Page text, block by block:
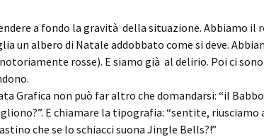
a fondo la gravità della situazione. Abbiamo il
un albero di Natale addobbato come si deve.
rosse). E siamo già al delirio. Poi ci
Grafica non può far altro che domandarsi: “il
E chiamare la tipografia: “sentite, riusciamo
che se lo schiacci suona Jingle Bells?!”